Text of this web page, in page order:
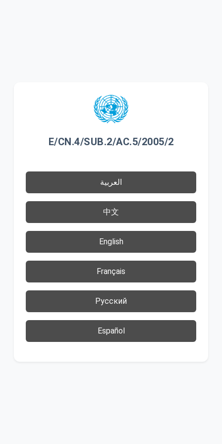
E/CN.4/SUB.2/AC.5/2005/2
العربية
中文
English
Français
Русский
Español